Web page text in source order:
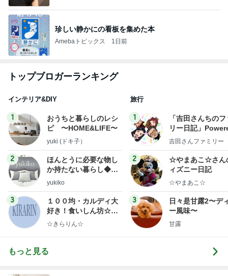
珍しい静かにの看板を集めた本
Amebaトピックス 1日前
トップブロガーランキング
インテリア&DIY
1
おうちと暮らしのレシ
ピ 〜HOME&LIFE〜
yuki (ドキ子）
2
ほんとうに必要な物し
か持たない暮らし◆Ke
ep Life Simple◆〜イ
yukiko
3
１００均・カルディ大
好き！食いしん坊☆き
らりん☆のブログ
☆きらりん☆
旅行
1
「吉田さんちの
リー日記」
y Ameba 吉田さ
ログ
吉田さんファミリー
2
☆やまあこ☆さん
ィズニー日記
☆やまあこ☆
3
日々是甘露2〜デ
ー風味〜
甘露
もっと見る